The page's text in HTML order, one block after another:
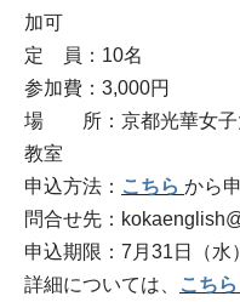
加可
定 員：10名
参加費：3,000円
場 所：京都光華女子
教室
申込方法： こちら から
問合せ先：
申込期限：7月31日（
詳細については、
こちら